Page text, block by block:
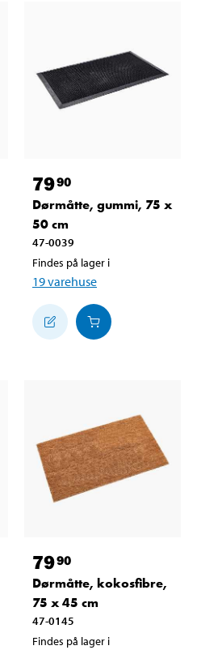
7990
Dørmåtte, gummi, 75 x
50 cm
47-0039
Findes på lager i
19varehuse
7990
Dørmåtte, kokosfibre,
75 x 45 cm
47-0145
Findes på lager i